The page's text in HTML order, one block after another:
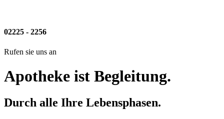
02225 - 2256
Rufen sie uns an
Apotheke ist Begleitung.
Durch alle Ihre Lebensphasen.